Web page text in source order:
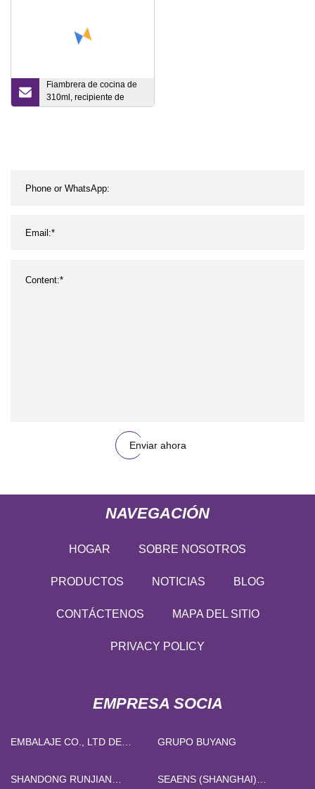
Fiambrera de cocina de
310ml, recipiente de
vidrio para microondas,
Enviar ahora
NAVEGACIÓN
HOGAR SOBRE NOSOTROS
PRODUCTOS NOTICIAS BLOG
CONTÁCTENOS MAPA DEL SITIO
PRIVACY POLICY
EMPRESA SOCIA
EMBALAJE CO., LTD DE
GRUPO BUYANG
SHANDONG RUNJIAN SEAENS (SHANGHAI)